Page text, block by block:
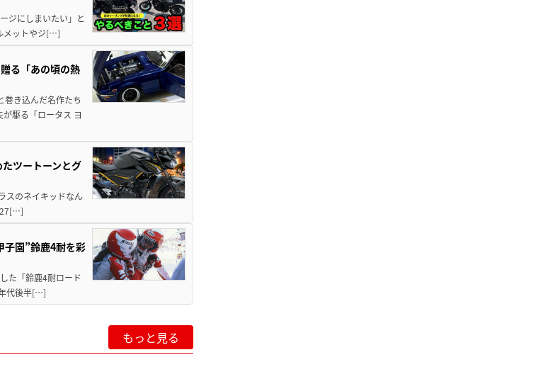
ジにしまいたい」と
メットやジ[…]
る「あの頃の熱
巻き込んだ名作たち
駆る「ロータス ヨ
ツートーンとグ
スのネイキッドなん
子園”鈴鹿4耐を彩
た「鈴鹿4耐ロード
代後半[…]
もっと見る